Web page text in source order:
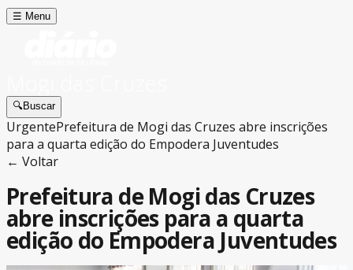
☰ Menu
🔍Buscar
UrgentePrefeitura de Mogi das Cruzes abre inscrições
para a quarta edição do Empodera Juventudes
← Voltar
Prefeitura de Mogi das Cruzes
abre inscrições para a quarta
edição do Empodera Juventudes